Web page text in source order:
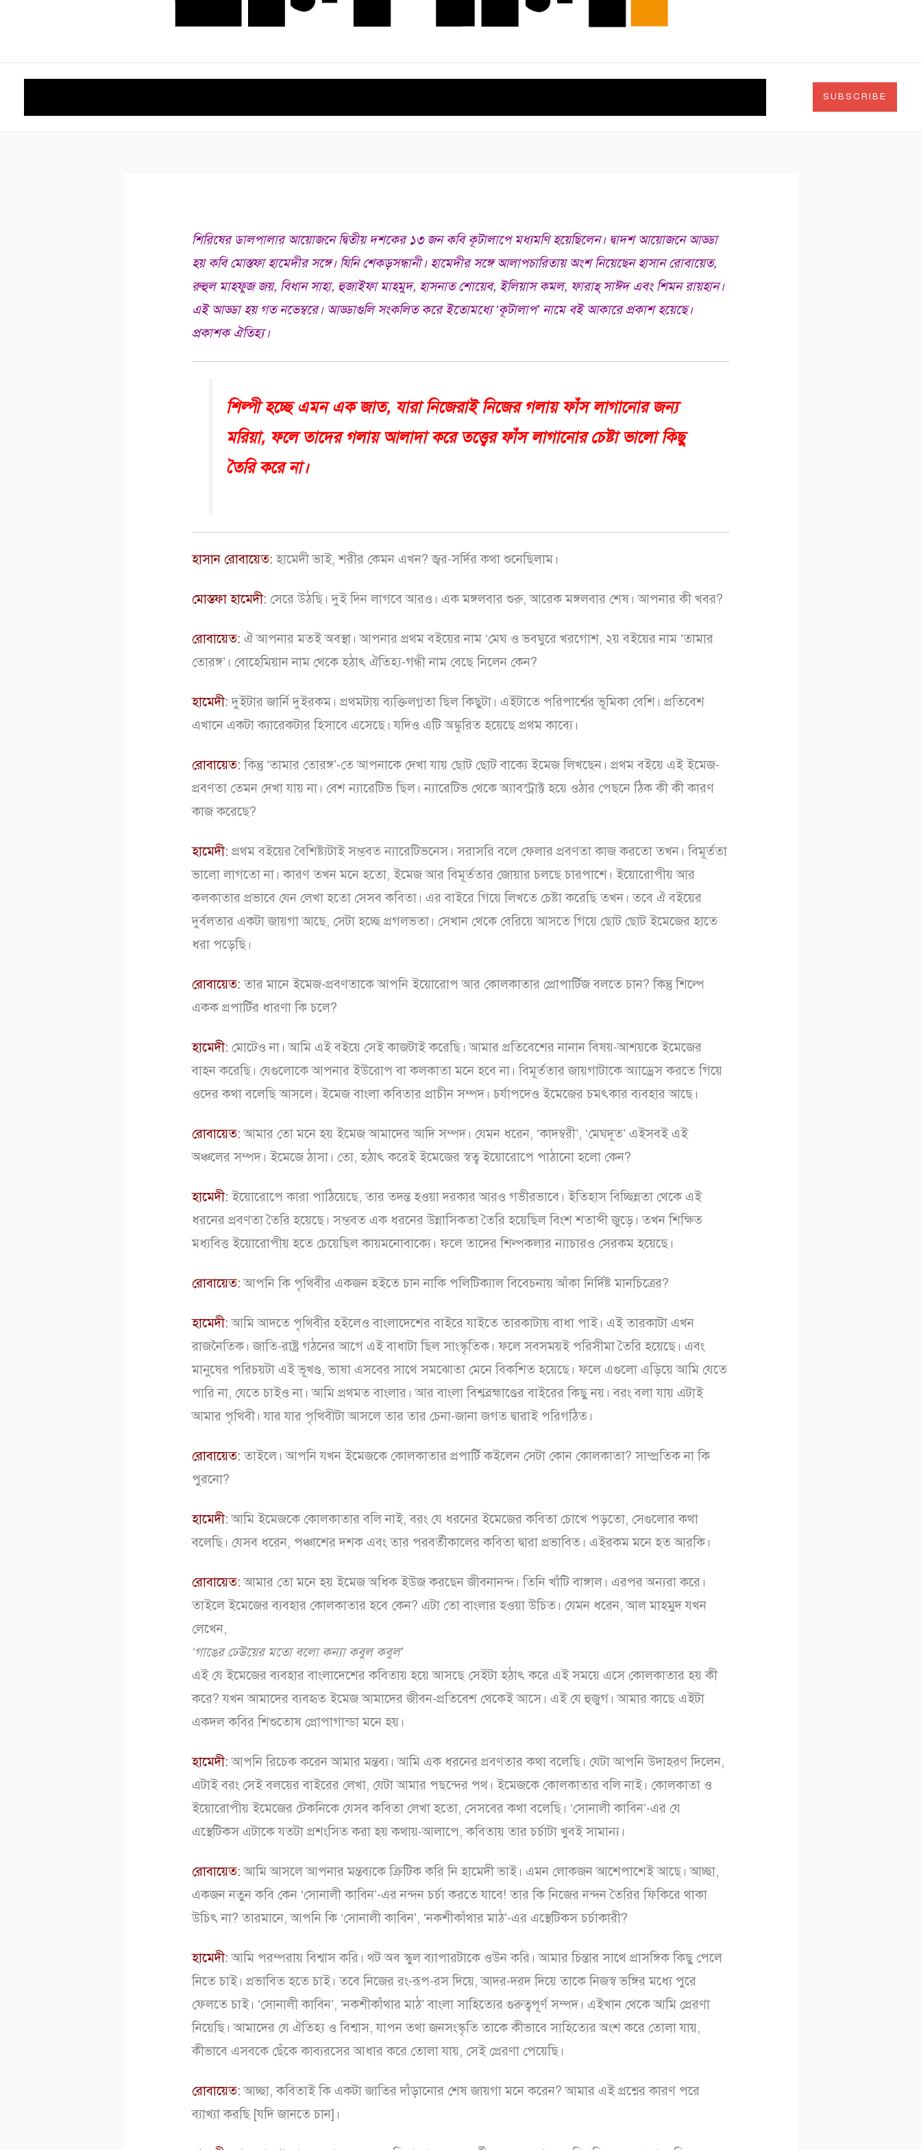
SearchSUBSCRIBE
শিরিষের ডালপালার আয়োজনে দ্বিতীয় দশকের ১৩ জন কবি কূটালাপে মধ্যমণি হয়েছিলেন। দ্বাদশ আয়োজনে আড্ডা
হয় কবি মোস্তফা হামেদীর সঙ্গে। যিনি শেকড়সন্ধানী। হামেদীর সঙ্গে আলাপচারিতায় অংশ নিয়েছেন হাসান রোবায়েত,
রুহুল মাহফুজ জয়, বিধান সাহা, হুজাইফা মাহমুদ, হাসনাত শোয়েব, ইলিয়াস কমল, ফারাহ্ সাঈদ এবং শিমন রায়হান।
এই আড্ডা হয় গত নভেম্বরে। আড্ডাগুলি সংকলিত করে ইতোমধ্যে ‘কূটালাপ’ নামে বই আকারে প্রকাশ হয়েছে।
প্রকাশক ঐতিহ্য।
শিল্পী হচ্ছে এমন এক জাত, যারা নিজেরাই নিজের গলায় ফাঁস লাগানোর জন্য
মরিয়া, ফলে তাদের গলায় আলাদা করে তত্ত্বের ফাঁস লাগানোর চেষ্টা ভালো কিছু
তৈরি করে না।
হাসান রোবায়েত: হামেদী ভাই, শরীর কেমন এখন? জ্বর-সর্দির কথা শুনেছিলাম।
মোস্তফা হামেদী: সেরে উঠছি। দুই দিন লাগবে আরও। এক মঙ্গলবার শুরু, আরেক মঙ্গলবার শেষ। আপনার কী খবর?
রোবায়েত: ঐ আপনার মতই অবস্থা। আপনার প্রথম বইয়ের নাম ‘মেঘ ও ভবঘুরে খরগোশ, ২য় বইয়ের নাম ‘তামার
তোরঙ্গ’। বোহেমিয়ান নাম থেকে হঠাৎ ঐতিহ্য-গন্ধী নাম বেছে নিলেন কেন?
হামেদী: দুইটার জার্নি দুইরকম। প্রথমটায় ব্যক্তিলগ্নতা ছিল কিছুটা। এইটাতে পরিপার্শ্বের ভূমিকা বেশি। প্রতিবেশ
এখানে একটা ক্যারেকটার হিসাবে এসেছে। যদিও এটি অঙ্কুরিত হয়েছে প্রথম কাব্যে।
রোবায়েত: কিন্তু ‘তামার তোরঙ্গ’-তে আপনাকে দেখা যায় ছোট ছোট বাক্যে ইমেজ লিখছেন। প্রথম বইয়ে এই ইমেজ-
প্রবণতা তেমন দেখা যায় না। বেশ ন্যারেটিভ ছিল। ন্যারেটিভ থেকে অ্যাবস্ট্রাক্ট হয়ে ওঠার পেছনে ঠিক কী কী কারণ
কাজ করেছে?
হামেদী: প্রথম বইয়ের বৈশিষ্ট্যটাই সম্ভবত ন্যারেটিভনেস। সরাসরি বলে ফেলার প্রবণতা কাজ করতো তখন। বিমূর্ততা
ভালো লাগতো না। কারণ তখন মনে হতো, ইমেজ আর বিমূর্ততার জোয়ার চলছে চারপাশে। ইয়োরোপীয় আর
কলকাতার প্রভাবে যেন লেখা হতো সেসব কবিতা। এর বাইরে গিয়ে লিখতে চেষ্টা করেছি তখন। তবে ঐ বইয়ের
দুর্বলতার একটা জায়গা আছে, সেটা হচ্ছে প্রগলভতা। সেখান থেকে বেরিয়ে আসতে গিয়ে ছোট ছোট ইমেজের হাতে
ধরা পড়েছি।
রোবায়েত: তার মানে ইমেজ-প্রবণতাকে আপনি ইয়োরোপ আর কোলকাতার প্রোপার্টিজ বলতে চান? কিন্তু শিল্পে
একক প্রপার্টির ধারণা কি চলে?
হামেদী: মোটেও না। আমি এই বইয়ে সেই কাজটাই করেছি। আমার প্রতিবেশের নানান বিষয়-আশয়কে ইমেজের
বাহন করেছি। যেগুলোকে আপনার ইউরোপ বা কলকাতা মনে হবে না। বিমূর্ততার জায়গাটাকে অ্যাড্রেস করতে গিয়ে
ওদের কথা বলেছি আসলে। ইমেজ বাংলা কবিতার প্রাচীন সম্পদ। চর্যাপদেও ইমেজের চমৎকার ব্যবহার আছে।
রোবায়েত: আমার তো মনে হয় ইমেজ আমাদের আদি সম্পদ। যেমন ধরেন, ‘কাদম্বরী’, ‘মেঘদূত’ এইসবই এই
অঞ্চলের সম্পদ। ইমেজে ঠাসা। তো, হঠাৎ করেই ইমেজের স্বত্ব ইয়োরোপে পাঠানো হলো কেন?
হামেদী: ইয়োরোপে কারা পাঠিয়েছে, তার তদন্ত হওয়া দরকার আরও গভীরভাবে। ইতিহাস বিচ্ছিন্নতা থেকে এই
ধরনের প্রবণতা তৈরি হয়েছে। সম্ভবত এক ধরনের উন্নাসিকতা তৈরি হয়েছিল বিংশ শতাব্দী জুড়ে। তখন শিক্ষিত
মধ্যবিত্ত ইয়োরোপীয় হতে চেয়েছিল কায়মনোবাক্যে। ফলে তাদের শিল্পকলার ন্যাচারও সেরকম হয়েছে।
রোবায়েত: আপনি কি পৃথিবীর একজন হইতে চান নাকি পলিটিক্যাল বিবেচনায় আঁকা নির্দিষ্ট মানচিত্রের?
হামেদী: আমি আদতে পৃথিবীর হইলেও বাংলাদেশের বাইরে যাইতে তারকাটায় বাধা পাই। এই তারকাটা এখন
রাজনৈতিক। জাতি-রাষ্ট্র গঠনের আগে এই বাধাটা ছিল সাংস্কৃতিক। ফলে সবসময়ই পরিসীমা তৈরি হয়েছে। এবং
মানুষের পরিচয়টা এই ভূখণ্ড, ভাষা এসবের সাথে সমঝোতা মেনে বিকশিত হয়েছে। ফলে এগুলো এড়িয়ে আমি যেতে
পারি না, যেতে চাইও না। আমি প্রথমত বাংলার। আর বাংলা বিশ্বব্রহ্মাণ্ডের বাইরের কিছু নয়। বরং বলা যায় এটাই
আমার পৃথিবী। যার যার পৃথিবীটা আসলে তার তার চেনা-জানা জগত দ্বারাই পরিগঠিত।
রোবায়েত: তাইলে। আপনি যখন ইমেজকে কোলকাতার প্রপার্টি কইলেন সেটা কোন কোলকাতা? সাম্প্রতিক না কি
পুরনো?
হামেদী: আমি ইমেজকে কোলকাতার বলি নাই, বরং যে ধরনের ইমেজের কবিতা চোখে পড়তো, সেগুলোর কথা
বলেছি। যেসব ধরেন, পঞ্চাশের দশক এবং তার পরবর্তীকালের কবিতা দ্বারা প্রভাবিত। এইরকম মনে হত আরকি।
রোবায়েত: আমার তো মনে হয় ইমেজ অধিক ইউজ করছেন জীবনানন্দ। তিনি খাঁটি বাঙ্গাল। এরপর অন্যরা করে।
তাইলে ইমেজের ব্যবহার কোলকাতার হবে কেন? এটা তো বাংলার হওয়া উচিত। যেমন ধরেন, আল মাহমুদ যখন
লেখেন,
‘গাঙের ঢেউয়ের মতো বলো কন্যা কবুল কবুল’
এই যে ইমেজের ব্যবহার বাংলাদেশের কবিতায় হয়ে আসছে সেইটা হঠাৎ করে এই সময়ে এসে কোলকাতার হয় কী
করে? যখন আমাদের ব্যবহৃত ইমেজ আমাদের জীবন-প্রতিবেশ থেকেই আসে। এই যে হুজুগ। আমার কাছে এইটা
একদল কবির শিশুতোষ প্রোপাগান্ডা মনে হয়।
হামেদী: আপনি রিচেক করেন আমার মন্তব্য। আমি এক ধরনের প্রবণতার কথা বলেছি। যেটা আপনি উদাহরণ দিলেন,
এটাই বরং সেই বলয়ের বাইরের লেখা, যেটা আমার পছন্দের পথ। ইমেজকে কোলকাতার বলি নাই। কোলকাতা ও
ইয়োরোপীয় ইমেজের টেকনিকে যেসব কবিতা লেখা হতো, সেসবের কথা বলেছি। ‘সোনালী কাবিন’-এর যে
এস্থেটিকস এটাকে যতটা প্রশংসিত করা হয় কথায়-আলাপে, কবিতায় তার চর্চাটা খুবই সামান্য।
রোবায়েত: আমি আসলে আপনার মন্তব্যকে ক্রিটিক করি নি হামেদী ভাই। এমন লোকজন আশেপাশেই আছে। আচ্ছা,
একজন নতুন কবি কেন ‘সোনালী কাবিন’-এর নন্দন চর্চা করতে যাবে! তার কি নিজের নন্দন তৈরির ফিকিরে থাকা
উচিৎ না? তারমানে, আপনি কি ‘সোনালী কাবিন’, ‘নকশীকাঁথার মাঠ’-এর এস্থেটিকস চর্চাকারী?
হামেদী: আমি পরম্পরায় বিশ্বাস করি। থট অব স্কুল ব্যাপারটাকে ওউন করি। আমার চিন্তার সাথে প্রাসঙ্গিক কিছু পেলে
নিতে চাই। প্রভাবিত হতে চাই। তবে নিজের রং-রূপ-রস দিয়ে, আদর-দরদ দিয়ে তাকে নিজস্ব ভঙ্গির মধ্যে পুরে
ফেলতে চাই। ‘সোনালী কাবিন’, ‘নকশীকাঁথার মাঠ’ বাংলা সাহিত্যের গুরুত্বপূর্ণ সম্পদ। এইখান থেকে আমি প্রেরণা
নিয়েছি। আমাদের যে ঐতিহ্য ও বিশ্বাস, যাপন তথা জনসংস্কৃতি তাকে কীভাবে সাহিত্যের অংশ করে তোলা যায়,
কীভাবে এসবকে ছেঁকে কাব্যরসের আধার করে তোলা যায়, সেই প্রেরণা পেয়েছি।
রোবায়েত: আচ্ছা, কবিতাই কি একটা জাতির দাঁড়ানোর শেষ জায়গা মনে করেন? আমার এই প্রশ্নের কারণ পরে
ব্যাখ্যা করছি [যদি জানতে চান]।